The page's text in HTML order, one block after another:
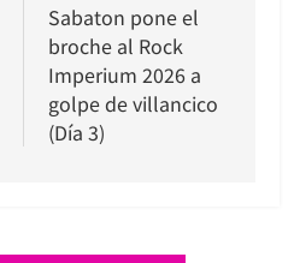
Sabaton pone el
broche al Rock
Imperium 2026 a
golpe de villancico
(Día 3)